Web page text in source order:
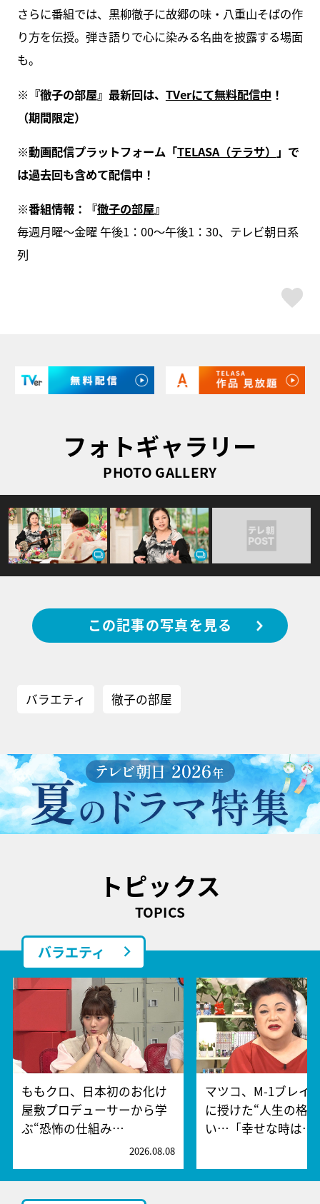
さらに番組では、黒柳徹子に故郷の味・八重山そばの作
り方を伝授。弾き語りで心に染みる名曲を披露する場面
も。
※『徹子の部屋』最新回は、 TVerにて無料配信中 ！
（期間限定）
※動画配信プラットフォーム「TELASA（テラサ） 」で
は過去回も含めて配信中！
※番組情報：『徹子の部屋』
毎週月曜～金曜 午後1：00～午後1：30、テレビ朝日系
列
フォトギャラリー
PHOTO GALLERY
この記事の写真を見る
バラエティ 徹子の部屋
トピックス
TOPICS
バラエティ
ももクロ、日本初のお化け
屋敷プロデューサーから学
ぶ“恐怖の仕組み…
2026.08.08
マツコ、M-1ブレイ
に授けた“人生の格
い…「幸せな時は…